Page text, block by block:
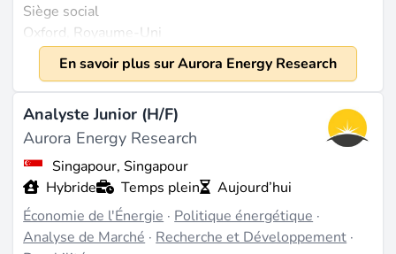
Siège social
Oxford, Royaume-Uni
Fondée
2013
Taille
Environ 600 à près de 1 000 employés (source :
builtinaustin.com
); Chiffre d'affaires de
137,4 millions de dollars en 2023 (source :
zoominfo.com).
Ce qu'ils font
En savoir plus sur Aurora Energy Research
Analyste Junior (H/F)
Aurora Energy Research
Singapour, Singapour
Hybride
Temps plein
Aujourd’hui
Économie de l'Énergie · Politique énergétique ·
Analyse de Marché · Recherche et Développement ·